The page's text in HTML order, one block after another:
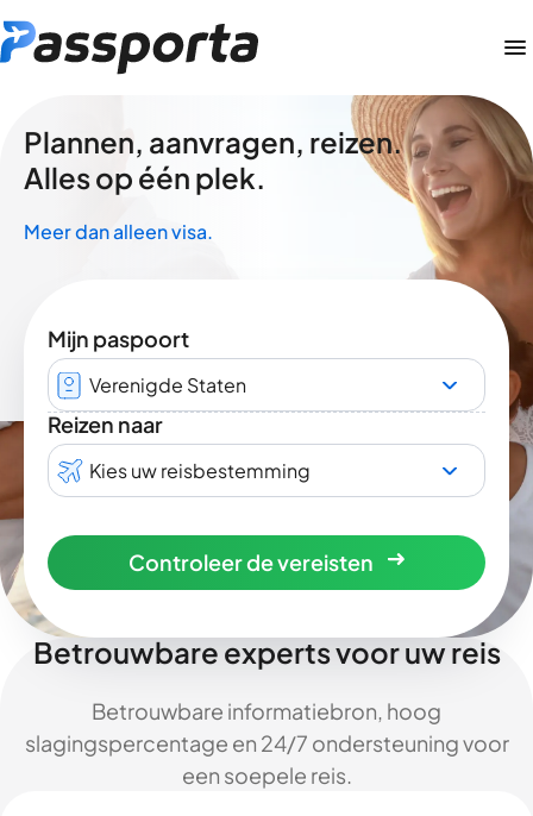
Plannen, aanvragen, reizen.
Alles op één plek.
Meer dan alleen visa.
Mijn paspoort
Verenigde Staten
Reizen naar
Kies uw reisbestemming
Controleer de vereisten
Betrouwbare experts voor uw reis
Betrouwbare informatiebron, hoog
slagingspercentage en 24/7 ondersteuning voor
een soepele reis.